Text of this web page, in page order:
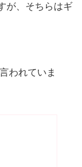
が、そちらはギ
われていま